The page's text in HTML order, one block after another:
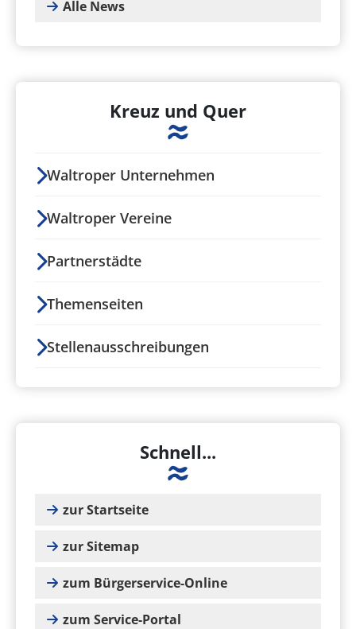
Alle News
Kreuz und Quer
Waltroper Unternehmen
Waltroper Vereine
Partnerstädte
Themenseiten
Stellenausschreibungen
Schnell...
zur Startseite
zur Sitemap
zum Bürgerservice-Online
zum Service-Portal